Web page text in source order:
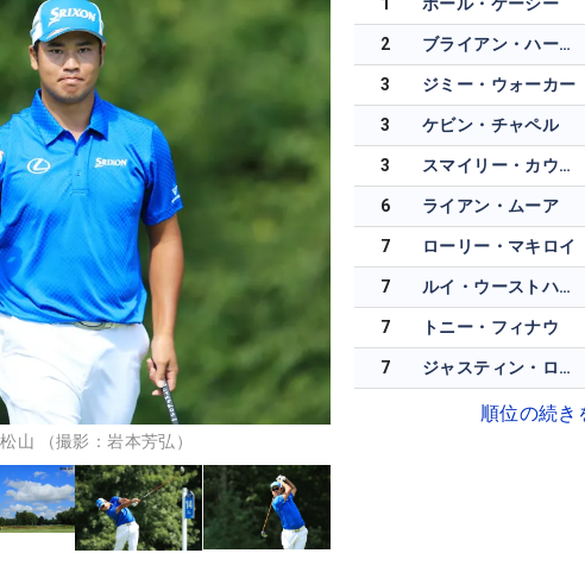
山 （撮影：岩本芳弘）
2 ブライアン・ハーマン
3 ジミー・ウォーカー
3 ケビン・チャペル
3 スマイリー・カウフマン
6 ライアン・ムーア
7 ローリー・マキロイ
7 ルイ・ウーストハウゼン
7 トニー・フィナウ
7 ジャスティン・ローズ
順位の続き